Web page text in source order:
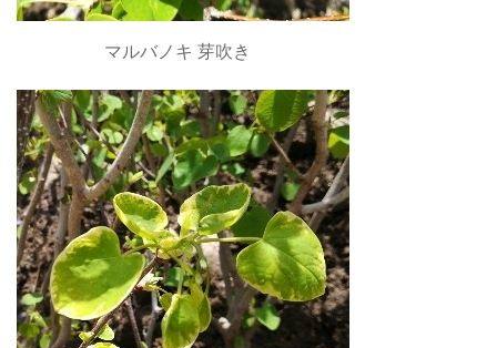
マルバノキ 芽吹き